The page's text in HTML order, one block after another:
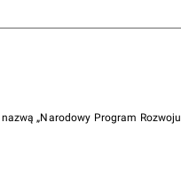
„Narodowy Program Rozwoju